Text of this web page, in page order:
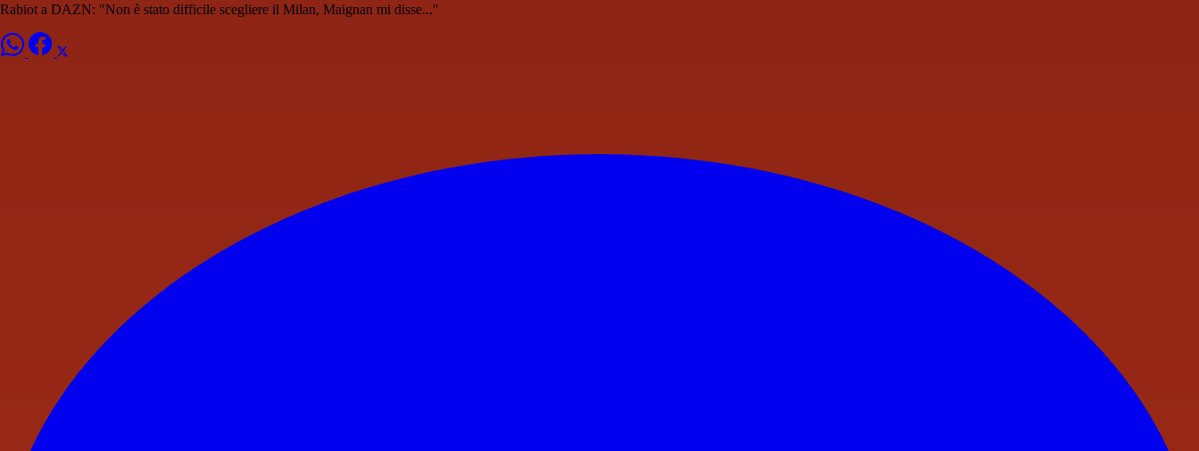
Rabiot a DAZN: "Non è stato difficile scegliere il Milan, Maignan mi disse..."